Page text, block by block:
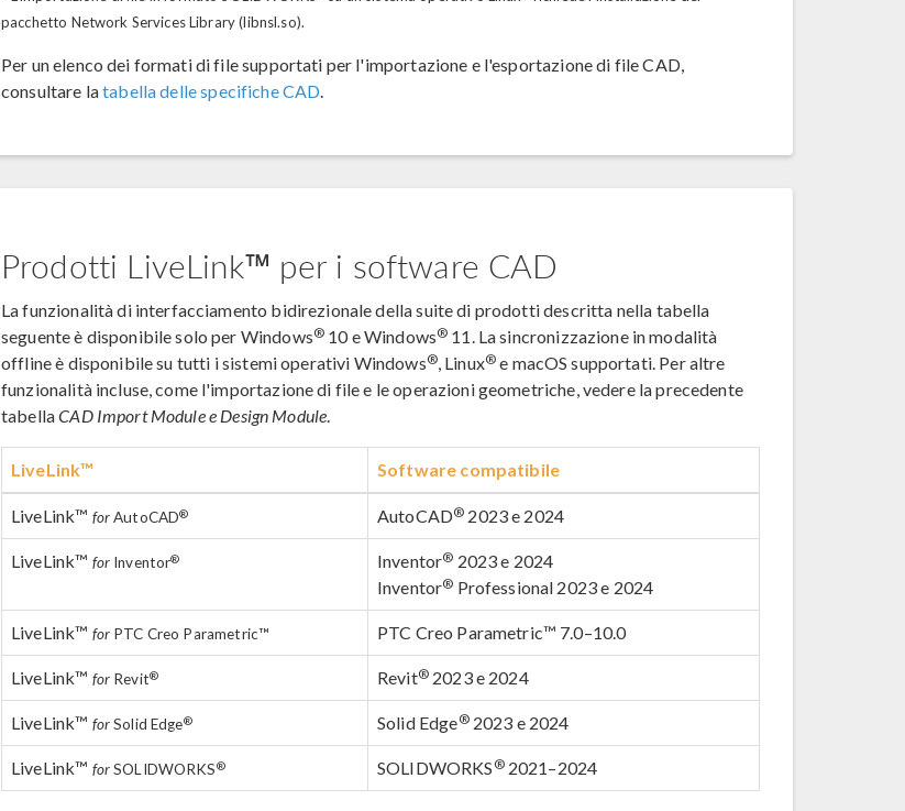
pacchetto Network Services Library (libnsl.so).
Per un elenco dei formati di file supportati per l'importazione e l'esportazione di file CAD,
consultare latabella delle specifiche CAD.
Prodotti LiveLink™ per i software CAD
La funzionalità di interfacciamento bidirezionale della suite di prodotti descritta nella tabella
seguente è disponibile solo per Windows® 10 e Windows® 11. La sincronizzazione in modalità
offline è disponibile su tutti i sistemi operativi Windows®, Linux® e macOS supportati. Per altre
funzionalità incluse, come l'importazione di file e le operazioni geometriche, vedere la precedente
tabellaCAD Import Module e Design Module.
LiveLink™ Software compatibile
LiveLink™ forAutoCAD® AutoCAD® 2023 e 2024
LiveLink™ forInventor® Inventor® 2023 e 2024
Inventor® Professional 2023 e 2024
LiveLink™ forPTC Creo Parametric™ PTC Creo Parametric™ 7.0–10.0
LiveLink™ forRevit® Revit®2023 e 2024
LiveLink™ forSolid Edge® Solid Edge®2023 e 2024
LiveLink™ forSOLIDWORKS® SOLIDWORKS ®2021–2024